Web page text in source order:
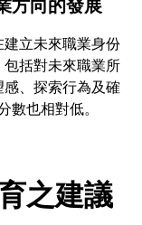
立未來職業身份
括對未來職業所
、探索行為及確
也相對低。
之建議